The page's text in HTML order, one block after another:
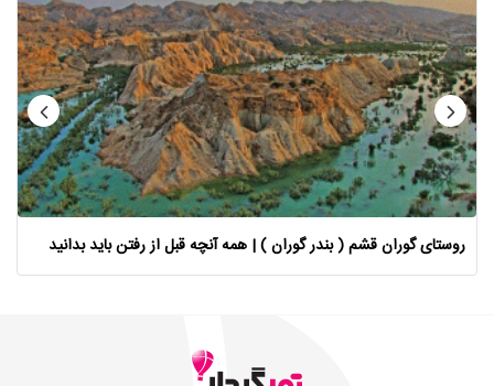
روستای گوران قشم ( بندر گوران ) | همه آنچه قبل از رفتن باید بدانید